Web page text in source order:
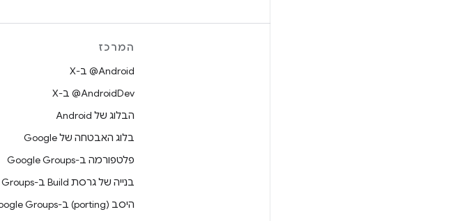
המרכז
‫‎@Android ב-X
‫‎@AndroidDev ב-X
הבלוג של Android
בלוג האבטחה של Google
פלטפורמה ב-Google Groups
בנייה של גרסת Build ב-Google Groups
היסב (porting) ב-Google Groups